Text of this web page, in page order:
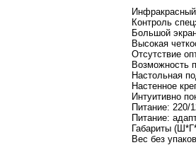
Контроль
Большой
Высокая
Отсутствие
Возможность
Настольная
Настенное
Интуитивно
Питание: 220/
Питание:
Габариты
Вес без